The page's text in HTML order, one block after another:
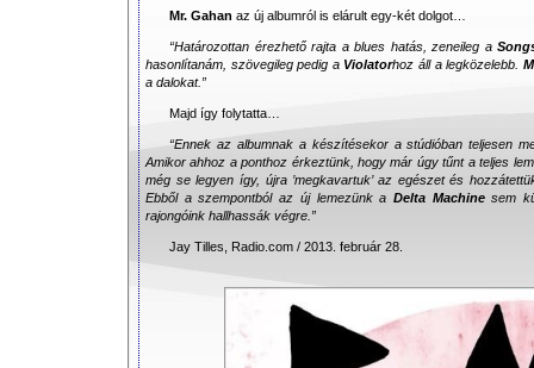
Mr. Gahan az új albumról is elárult egy-két dolgot…
“Határozottan érezhető rajta a blues hatás, zeneileg a
hasonlítanám, szövegileg pedig a Violatorhoz áll a legközelebb.
a dalokat.”
Majd így folytatta…
“Ennek az albumnak a készítésekor a stúdióban teljesen
Amikor ahhoz a ponthoz érkeztünk, hogy már úgy tűnt a teljes
még se legyen így, újra ’megkavartuk’ az egészet és
Ebből a szempontból az új lemezünk a Delta Machinesem
rajongóink hallhassák végre.”
Jay Tilles, Radio.com / 2013. február 28.